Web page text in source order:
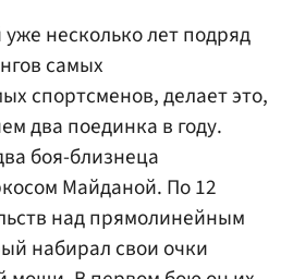
несколько лет подряд
самых
спортсменов, делает это,
два поединка в году.
боя-близнеца
Майданой. По 12
над прямолинейным
набирал свои очки